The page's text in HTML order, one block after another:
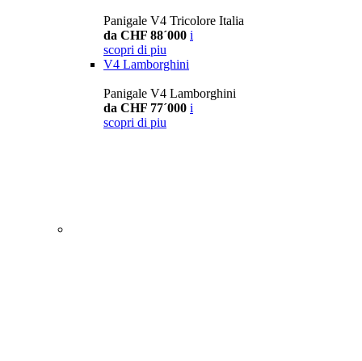
Panigale V4 Tricolore Italia
da CHF 88´000 i
scopri di piu
V4 Lamborghini
Panigale V4 Lamborghini
da CHF 77´000 i
scopri di piu